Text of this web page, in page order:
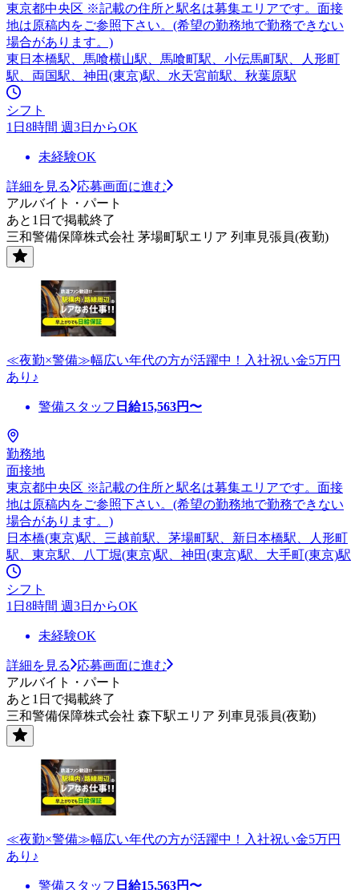
東京都中央区 ※記載の住所と駅名は募集エリアです。面接
地は原稿内をご参照下さい。(希望の勤務地で勤務できない
場合があります。)
東日本橋駅、馬喰横山駅、馬喰町駅、小伝馬町駅、人形町
駅、両国駅、神田(東京)駅、水天宮前駅、秋葉原駅
シフト
1日8時間 週3日からOK
未経験OK
詳細を見る
応募画面に進む
アルバイト・パート
あと1日で掲載終了
三和警備保障株式会社 茅場町駅エリア 列車見張員(夜勤)
≪夜勤×警備≫幅広い年代の方が活躍中！入社祝い金5万円
あり♪
警備スタッフ 日給15,563円〜
勤務地
面接地
東京都中央区 ※記載の住所と駅名は募集エリアです。面接
地は原稿内をご参照下さい。(希望の勤務地で勤務できない
場合があります。)
日本橋(東京)駅、三越前駅、茅場町駅、新日本橋駅、人形町
駅、東京駅、八丁堀(東京)駅、神田(東京)駅、大手町(東京)駅
シフト
1日8時間 週3日からOK
未経験OK
詳細を見る
応募画面に進む
アルバイト・パート
あと1日で掲載終了
三和警備保障株式会社 森下駅エリア 列車見張員(夜勤)
≪夜勤×警備≫幅広い年代の方が活躍中！入社祝い金5万円
あり♪
警備スタッフ 日給15,563円〜